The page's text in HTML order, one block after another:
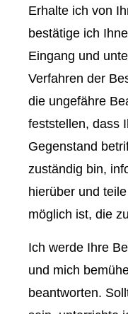
Erhalte ich von
bestätige ich
Eingang und
Verfahren der
die ungefähre
feststellen, dass
Gegenstand
zuständig bin,
hierüber und
möglich ist, die
Ich werde Ihre
und mich
beantworten.